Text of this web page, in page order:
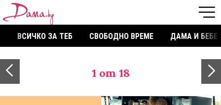
ВСИЧКО ЗА ТЕБ СВОБОДНО ВРЕМЕ ДАМА И БЕБЕ
1 от 18